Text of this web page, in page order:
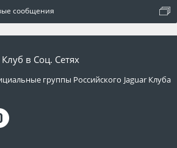
сообщения
Клуб в Соц. Сетях
группы Российского Jaguar Клуба